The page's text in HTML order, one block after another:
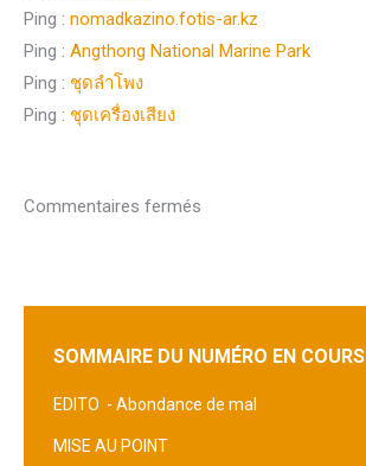
Ping : nomadkazino.fotis-ar.kz
Ping : Angthong National Marine Park
Ping : ชุดลำโพง
Ping : ชุดเครื่องเสียง
Commentaires fermés
SOMMAIRE DU NUMÉRO EN COURS
EDITO - Abondance de mal
MISE AU POINT